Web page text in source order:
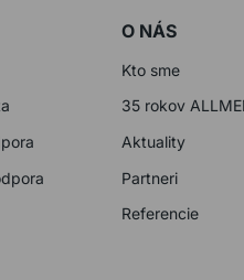
O NÁS
Kto sme
35 rokov
Aktuality
Partneri
Referencie